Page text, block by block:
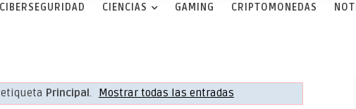
CIBERSEGURIDAD CIENCIAS GAMING CRIPTOMONEDAS
Principal. Mostrar todas las entradas